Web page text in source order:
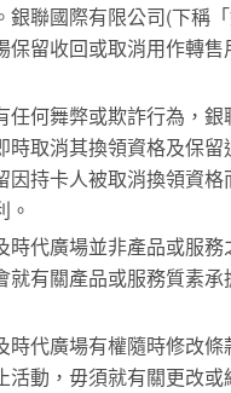
銀聯國際有限公司(下稱
保留收回或取消用作轉售
任何舞弊或欺詐行為，銀
時取消其換領資格及保留
因持卡人被取消換領資格
。
時代廣場並非產品或服務
就有關產品或服務質素承
時代廣場有權隨時修改條
活動，毋須就有關更改或